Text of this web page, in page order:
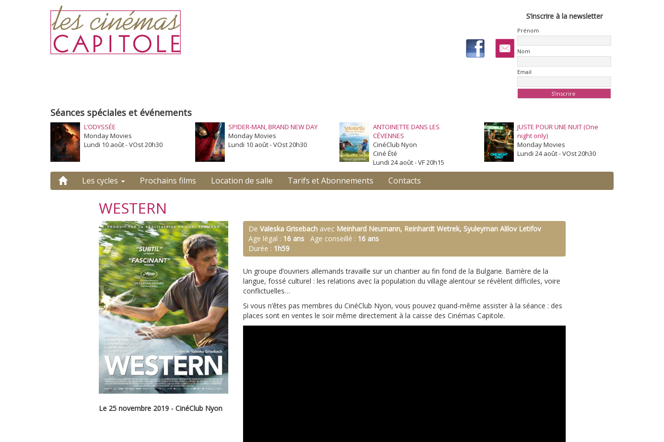
S’inscrire à la newsletter
Prénom
Nom
Email
Séances spéciales et événements
L’ODYSSÉE
Monday Movies
Lundi 10 août - VOst 20h30
SPIDER-MAN, BRAND NEW DAY
Monday Movies
Lundi 10 août - VOst 20h30
ANTOINETTE DANS LES
CÉVENNES
CinéClub Nyon
Ciné Été
Lundi 24 août - VF 20h15
JUSTE POUR UNE NUIT (One
night only)
Monday Movies
Lundi 24 août - VOst 20h30
Les cycles Prochains films Location de salle Tarifs et Abonnements Contacts
WESTERN
Le 25 novembre 2019 - CinéClub Nyon
De Valeska Grisebach avec Meinhard Neumann, Reinhardt Wetrek, Syuleyman Alilov Letifov
Age légal : 16 ans Age conseillé : 16 ans
Durée : 1h59
Un groupe d’ouvriers allemands travaille sur un chantier au fin fond de la Bulgarie. Barrière de la
langue, fossé culturel : les relations avec la population du village alentour se révèlent difficiles, voire
conflictuelles…
Si vous n’êtes pas membres du CinéClub Nyon, vous pouvez quand-même assister à la séance : des
places sont en ventes le soir même directement à la caisse des Cinémas Capitole.